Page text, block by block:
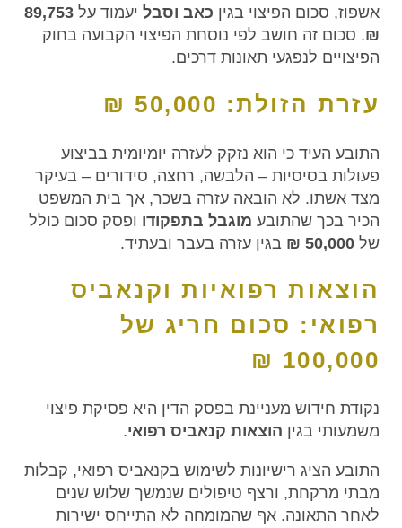
אשפוז, סכום הפיצוי בגין כאב וסבל יעמוד על 89,753
₪. סכום זה חושב לפי נוסחת הפיצוי הקבועה בחוק
הפיצויים לנפגעי תאונות דרכים.
עזרת הזולת: 50,000 ₪
התובע העיד כי הוא נזקק לעזרה יומיומית בביצוע
פעולות בסיסיות – הלבשה, רחצה, סידורים – בעיקר
מצד אשתו. לא הובאה עזרה בשכר, אך בית המשפט
הכיר בכך שהתובע מוגבל בתפקודו ופסק סכום כולל
של 50,000 ₪ בגין עזרה בעבר ובעתיד.
הוצאות רפואיות וקנאביס
רפואי: סכום חריג של
100,000 ₪
נקודת חידוש מעניינת בפסק הדין היא פסיקת פיצוי
משמעותי בגין הוצאות קנאביס רפואי.
התובע הציג רישיונות לשימוש בקנאביס רפואי, קבלות
מבתי מרקחת, ורצף טיפולים שנמשך שלוש שנים
לאחר התאונה. אף שהמומחה לא התייחס ישירות